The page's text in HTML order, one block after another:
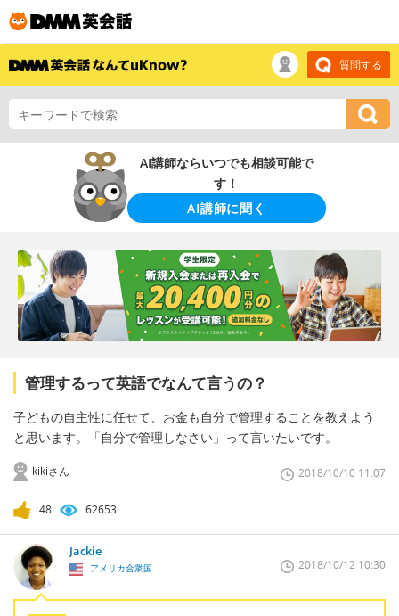
質問する
AI講師ならいつでも相談可能で
す！
AI講師に聞く
管理するって英語でなんて言うの？
子どもの自主性に任せて、お金も自分で管理することを教えよう
と思います。「自分で管理しなさい」って言いたいです。
kikiさん 2018/10/10 11:07
48 62653
Jackie
アメリカ合衆国 2018/10/12 10:30